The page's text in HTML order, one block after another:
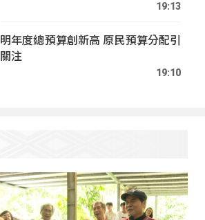
19:13
明年度總預算創新高 原民預算分配引
關注
19:10